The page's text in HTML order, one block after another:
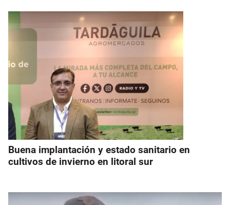
Buena implantación y estado sanitario en
cultivos de invierno en litoral sur